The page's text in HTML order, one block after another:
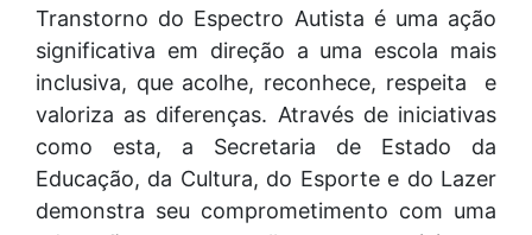
Transtorno do Espectro Autista é uma ação
significativa em direção a uma escola mais
inclusiva, que acolhe, reconhece, respeita e
valoriza as diferenças. Através de iniciativas
como esta, a Secretaria de Estado da
Educação, da Cultura, do Esporte e do Lazer
demonstra seu comprometimento com uma